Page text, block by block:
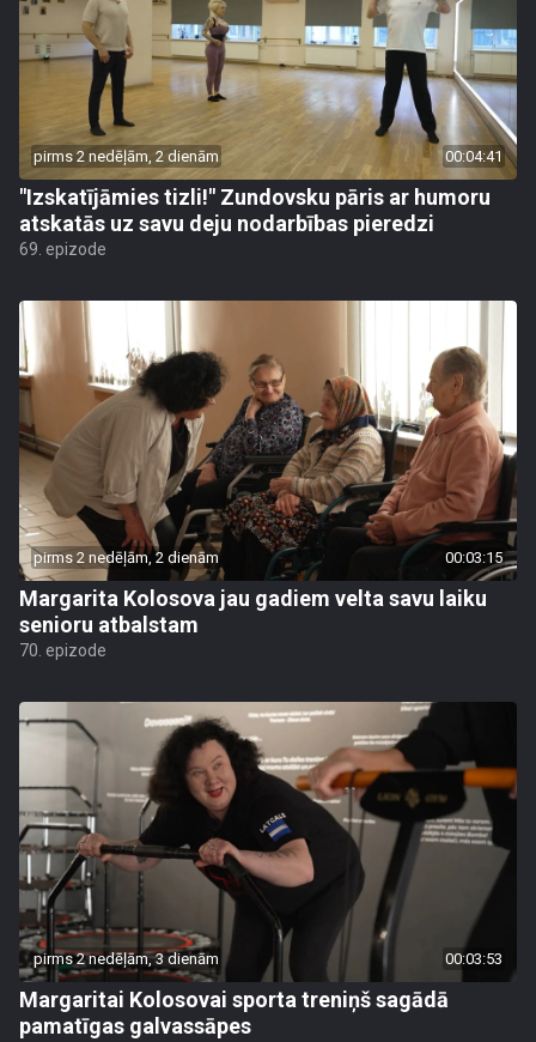
pirms 2 nedēļām, 2 dienām 00:04:41
"Izskatījāmies tizli!" Zundovsku pāris ar humoru
atskatās uz savu deju nodarbības pieredzi
69. epizode
pirms 2 nedēļām, 2 dienām 00:03:15
Margarita Kolosova jau gadiem velta savu laiku
senioru atbalstam
70. epizode
pirms 2 nedēļām, 3 dienām 00:03:53
Margaritai Kolosovai sporta treniņš sagādā
pamatīgas galvassāpes